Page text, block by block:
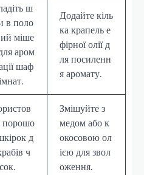
ш
в поло
міше
аром
шаф
Додайте кіль
ка крапель е
фірної олії д
ля посиленн
я аромату.
порошо
д
ч
Змішуйте з
медом або к
окосовою ол
ією для звол
оження.